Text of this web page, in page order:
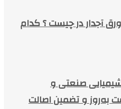
آجدار در چیست ؟ کدام
صنعتی و
به‌روز و تضمین اصالت